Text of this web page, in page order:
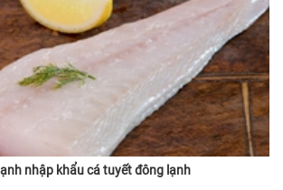
nhập khẩu cá tuyết đông lạnh